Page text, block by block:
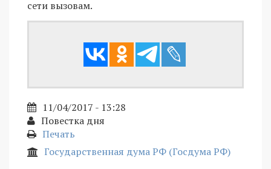
сети вызовам.
11/04/2017 - 13:28
Повестка дня
Печать
Государственная дума РФ (Госдума РФ)